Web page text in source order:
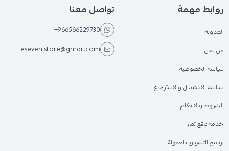
روابط مهمة
المدونة
من نحن
سياسة الخصوصية
سياسة الاستبدال والاسترجاع
الشروط والاحكام
خدمة دفع تمارا
برنامج التسويق بالعمولة
تواصل معنا
+966566229730
eseven.store@gmail.com